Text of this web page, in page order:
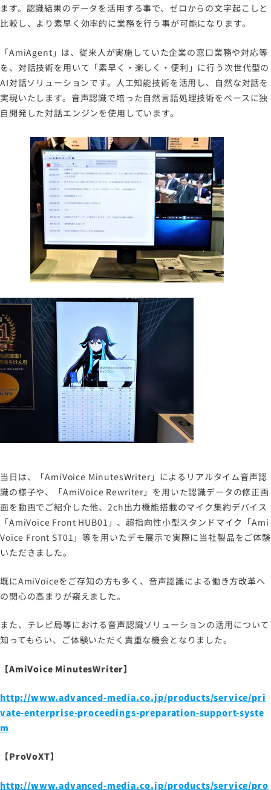
ます。認識結果のデータを活用する事で、ゼロからの文字起こしと
比較し、より素早く効率的に業務を⾏う事が可能になります。
「AmiAgent」は、従来人が実施していた企業の窓口業務や対応等
を、対話技術を用いて「素早く・楽しく・便利」に行う次世代型の
AI対話ソリューションです。人工知能技術を活用し、自然な対話を
実現いたします。音声認識で培った自然言語処理技術をベースに独
自開発した対話エンジンを使用しています。
当日は、「AmiVoice MinutesWriter」によるリアルタイム音声認
識の様子や、「AmiVoice Rewriter」を用いた認識データの修正画
面を動画でご紹介した他、2ch出力機能搭載のマイク集約デバイス
「AmiVoice Front HUB01」、超指向性小型スタンドマイク「Ami
Voice Front ST01」等を用いたデモ展示で実際に当社製品をご体験
いただきました。
既にAmiVoiceをご存知の方も多く、音声認識による働き方改革へ
の関心の高まりが窺えました。
また、テレビ局等における音声認識ソリューションの活用について
知ってもらい、ご体験いただく貴重な機会となりました。
【AmiVoice MinutesWriter】
http://www.advanced-media.co.jp/products/service/pri
vate-enterprise-proceedings-preparation-support-syste
m
【ProVoXT】
http://www.advanced-media.co.jp/products/service/pro